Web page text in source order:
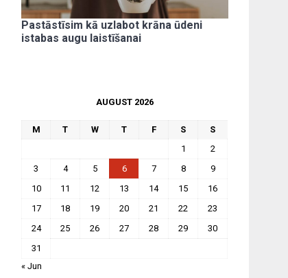
Pastāstīsim kā uzlabot krāna ūdeni
istabas augu laistīšanai
AUGUST 2026
M T W T F S
S
1
2
3
4 5 6 7 8
9
10
11 12 13 14 15
16
17
18 19 20 21 22
23
24
25 26 27 28 29
30
31
« Jun